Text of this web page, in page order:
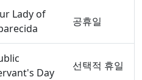
Lady of
공휴일
Day
선택적 휴일